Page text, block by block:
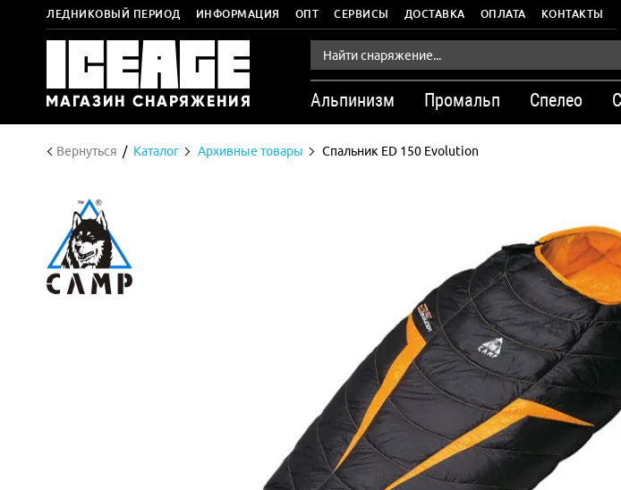
ЛЕДНИКОВЫЙ ПЕРИОД ИНФОРМАЦИЯ ОПТ СЕРВИСЫ ДОСТАВКА ОПЛАТА КОНТАКТЫ
Альпинизм Промальп Спелео
Вернуться Каталог Архивные товары Спальник ED 150 Evolution